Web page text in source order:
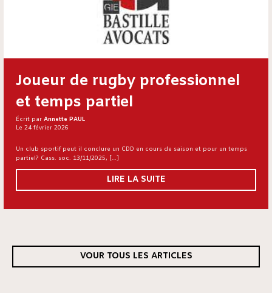
Joueur de rugby professionnel
et temps partiel
Écrit par Annette PAUL
Le 24 février 2026
Un club sportif peut il conclure un CDD en cours de saison et pour un temps
partiel? Cass. soc. 13/11/2025, […]
LIRE LA SUITE
VOUR TOUS LES ARTICLES